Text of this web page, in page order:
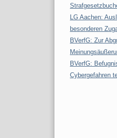
LG Aachen:
besonderen
BVerfG: Zur
BVerfG:
Cybergefahren